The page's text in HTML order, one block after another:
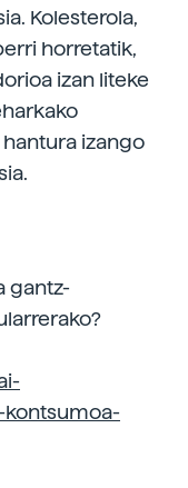
Kolesterola,
horretatik,
izan liteke
hantura izango
gantz-